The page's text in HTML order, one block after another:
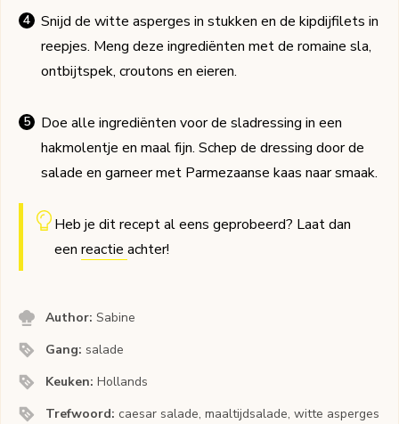
Snijd de witte asperges in stukken en de kipdijfilets in
reepjes. Meng deze ingrediënten met de romaine sla,
ontbijtspek, croutons en eieren.
Doe alle ingrediënten voor de sladressing in een
hakmolentje en maal fijn. Schep de dressing door de
salade en garneer met Parmezaanse kaas naar smaak.
Heb je dit recept al eens geprobeerd? Laat dan
een reactie achter!
Author:Sabine
Gang: salade
Keuken:Hollands
Trefwoord: caesar salade, maaltijdsalade, witte asperges